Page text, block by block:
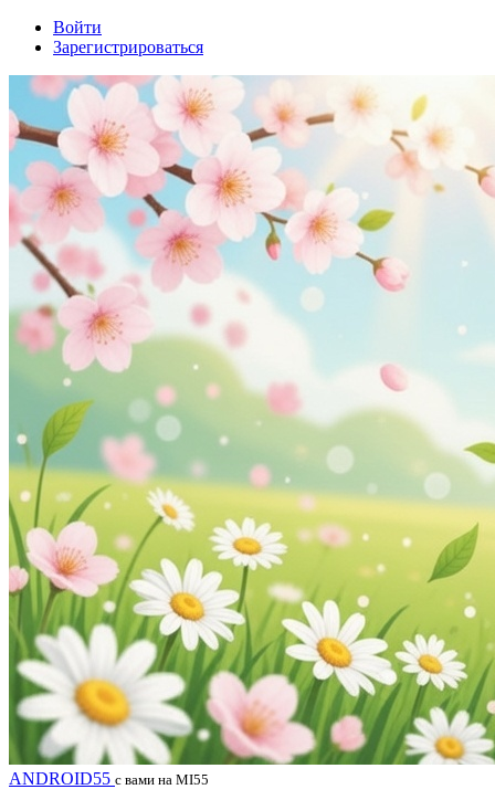
Войти
Зарегистрироваться
ANDROID55 с вами на MI55